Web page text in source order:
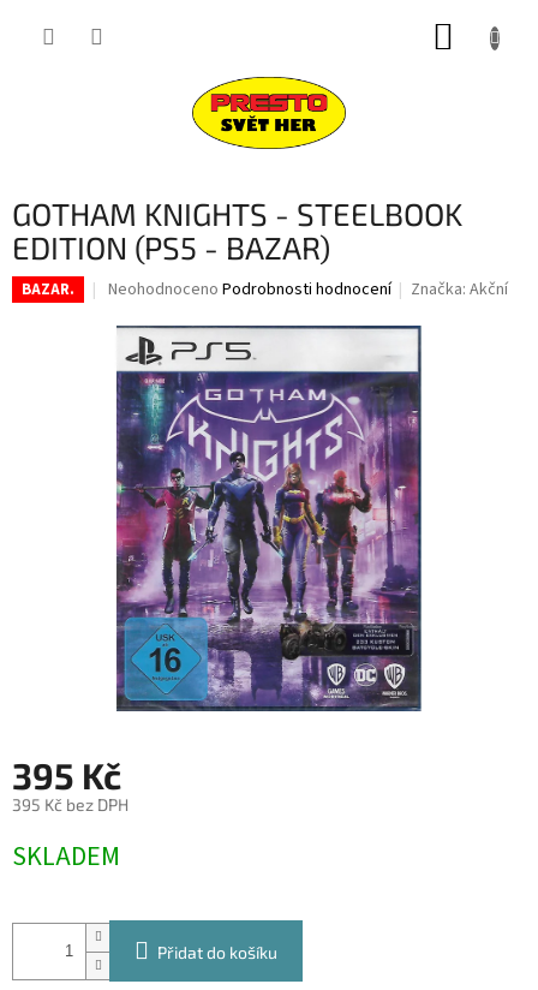
GOTHAM KNIGHTS - STEELBOOK
EDITION (PS5 - BAZAR)
BAZAR.
Průměrné
produktu
0,0
hvězdiček.
Neohodnoceno Podrobnosti hodnocení Značka:Akční
395 Kč
395 Kč bez DPH
cena:
SKLADEM
Přidat do košíku